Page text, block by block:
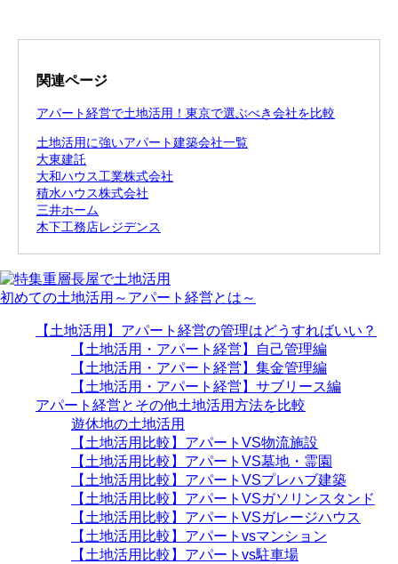
関連ページ
アパート経営で土地活用！東京で選ぶべき会社を比較
土地活用に強いアパート建築会社一覧
大東建託
大和ハウス工業株式会社
積水ハウス株式会社
三井ホーム
木下工務店レジデンス
初めての土地活用～アパート経営とは～
【土地活用】アパート経営の管理はどうすればいい？
【土地活用・アパート経営】自己管理編
【土地活用・アパート経営】集金管理編
【土地活用・アパート経営】サブリース編
アパート経営とその他土地活用方法を比較
遊休地の土地活用
【土地活用比較】アパートVS物流施設
【土地活用比較】アパートVS墓地・霊園
【土地活用比較】アパートVSプレハブ建築
【土地活用比較】アパートVSガソリンスタンド
【土地活用比較】アパートVSガレージハウス
【土地活用比較】アパートvsマンション
【土地活用比較】アパートvs駐車場